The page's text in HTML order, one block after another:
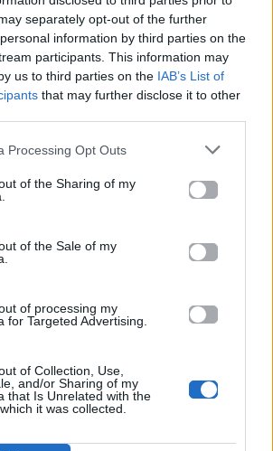
separately opt-out of the further
information by third parties on the
participants. This information may
us to third parties on the IAB’s List of
that may further disclose it to other
Processing Opt Outs
of the Sharing of my
of the Sale of my
of processing my
for Targeted Advertising.
of Collection, Use,
and/or Sharing of my
that Is Unrelated with the
it was collected.
Ακολουθήστε το
Mad.gr στο Google
News
Mad.gr στο MSN